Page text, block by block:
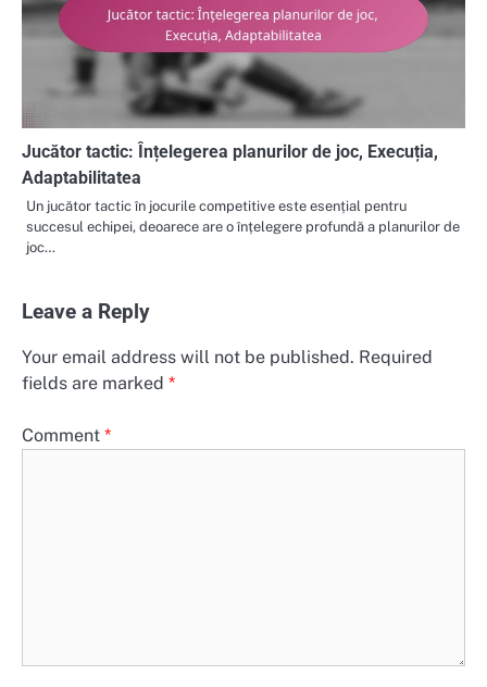
Jucător tactic: Înțelegerea planurilor de joc, Execuția,
Adaptabilitatea
Un jucător tactic în jocurile competitive este esențial pentru
succesul echipei, deoarece are o înțelegere profundă a planurilor de
joc…
Leave a Reply
Your email address will not be published. Required
fields are marked *
Comment *